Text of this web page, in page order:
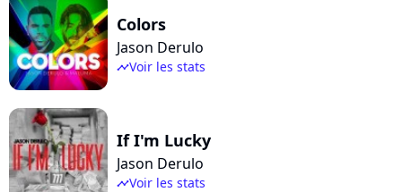
Colors
Jason Derulo
timelineVoir les stats
If I'm Lucky
Jason Derulo
timelineVoir les stats